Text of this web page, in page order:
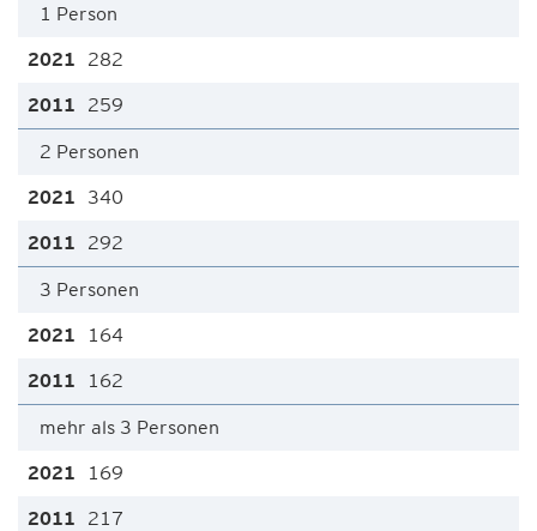
1 Person
282
259
2 Personen
340
292
3 Personen
164
162
mehr als 3 Personen
169
217